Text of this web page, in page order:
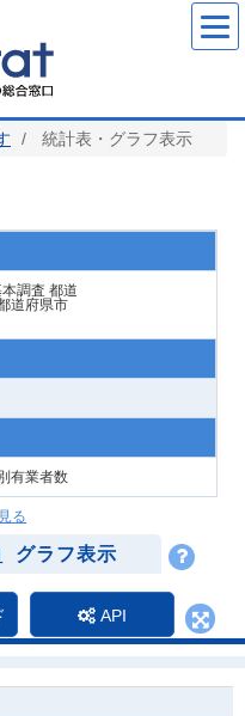
統計表・グラフ表示
調査 都道
道府県市
有業者数
る
グラフ表示
API